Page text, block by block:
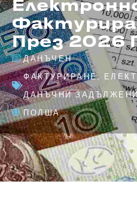
През 2026
ДАНЪЧЕН
ФАКТУРИРАНЕ,
ДАНЪЧНИ
ПОЛША